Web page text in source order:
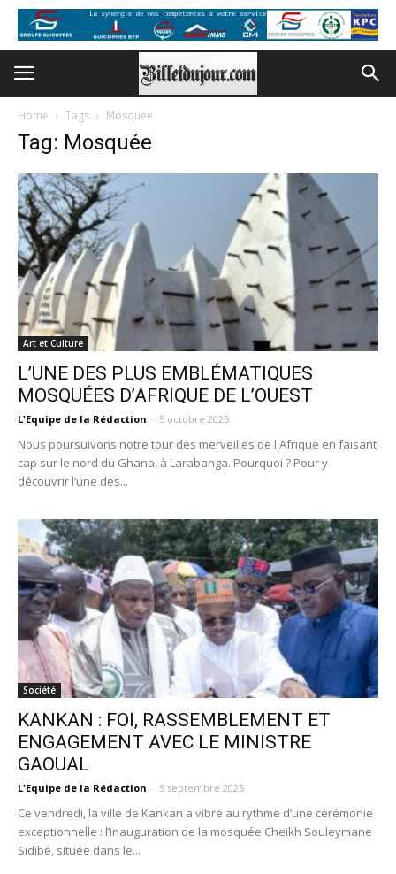
Home Tags Mosquée
Tag: Mosquée
Art et Culture
L’UNE DES PLUS EMBLÉMATIQUES
MOSQUÉES D’AFRIQUE DE L’OUEST
L'Equipe de la Rédaction - 5 octobre 2025
Nous poursuivons notre tour des merveilles de l'Afrique en faisant
cap sur le nord du Ghana, à Larabanga. Pourquoi ? Pour y
découvrir l’une des...
Société
KANKAN : FOI, RASSEMBLEMENT ET
ENGAGEMENT AVEC LE MINISTRE
GAOUAL
L'Equipe de la Rédaction - 5 septembre 2025
Ce vendredi, la ville de Kankan a vibré au rythme d’une cérémonie
exceptionnelle : l’inauguration de la mosquée Cheikh Souleymane
Sidibé, située dans le...